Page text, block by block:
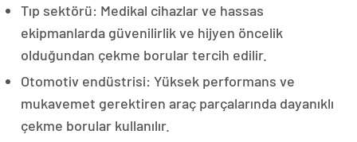
Tıp sektörü: Medikal cihazlar ve hassas
ekipmanlarda güvenilirlik ve hijyen öncelik
olduğundan çekme borular tercih edilir.
Otomotiv endüstrisi: Yüksek performans ve
mukavemet gerektiren araç parçalarında dayanıklı
çekme borular kullanılır.